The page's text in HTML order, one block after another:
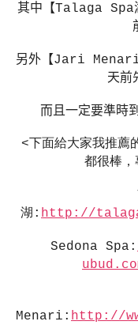
其中【Talaga Spa
另外【Jari
天前
而且一定要準時
<下面給大家我推薦
都很棒，
湖 : http://
Sedona Spa:
Menari: http://